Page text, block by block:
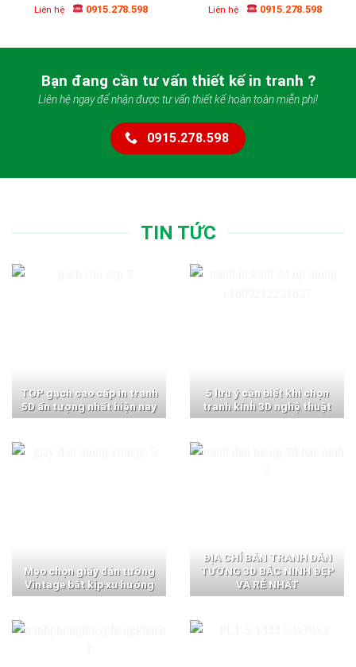
Liên hệ 0915.278.598 Liên hệ 0915.278.598
Bạn đang cần tư vấn thiết kế in tranh ?
Liên hệ ngay để nhận được tư vấn thiết kế hoàn toàn miễn phí!
0915.278.598
TIN TỨC
TOP gạch cao cấp in tranh
5D ấn tượng nhất hiện nay
5 lưu ý cần biết khi chọn
tranh kính 3D nghệ thuật
Mẹo chọn giấy dán tường
Vintage bắt kịp xu hướng
ĐỊA CHỈ BÁN TRANH DÁN
TƯỜNG 3D BẮC NINH ĐẸP
VÀ RẺ NHẤT